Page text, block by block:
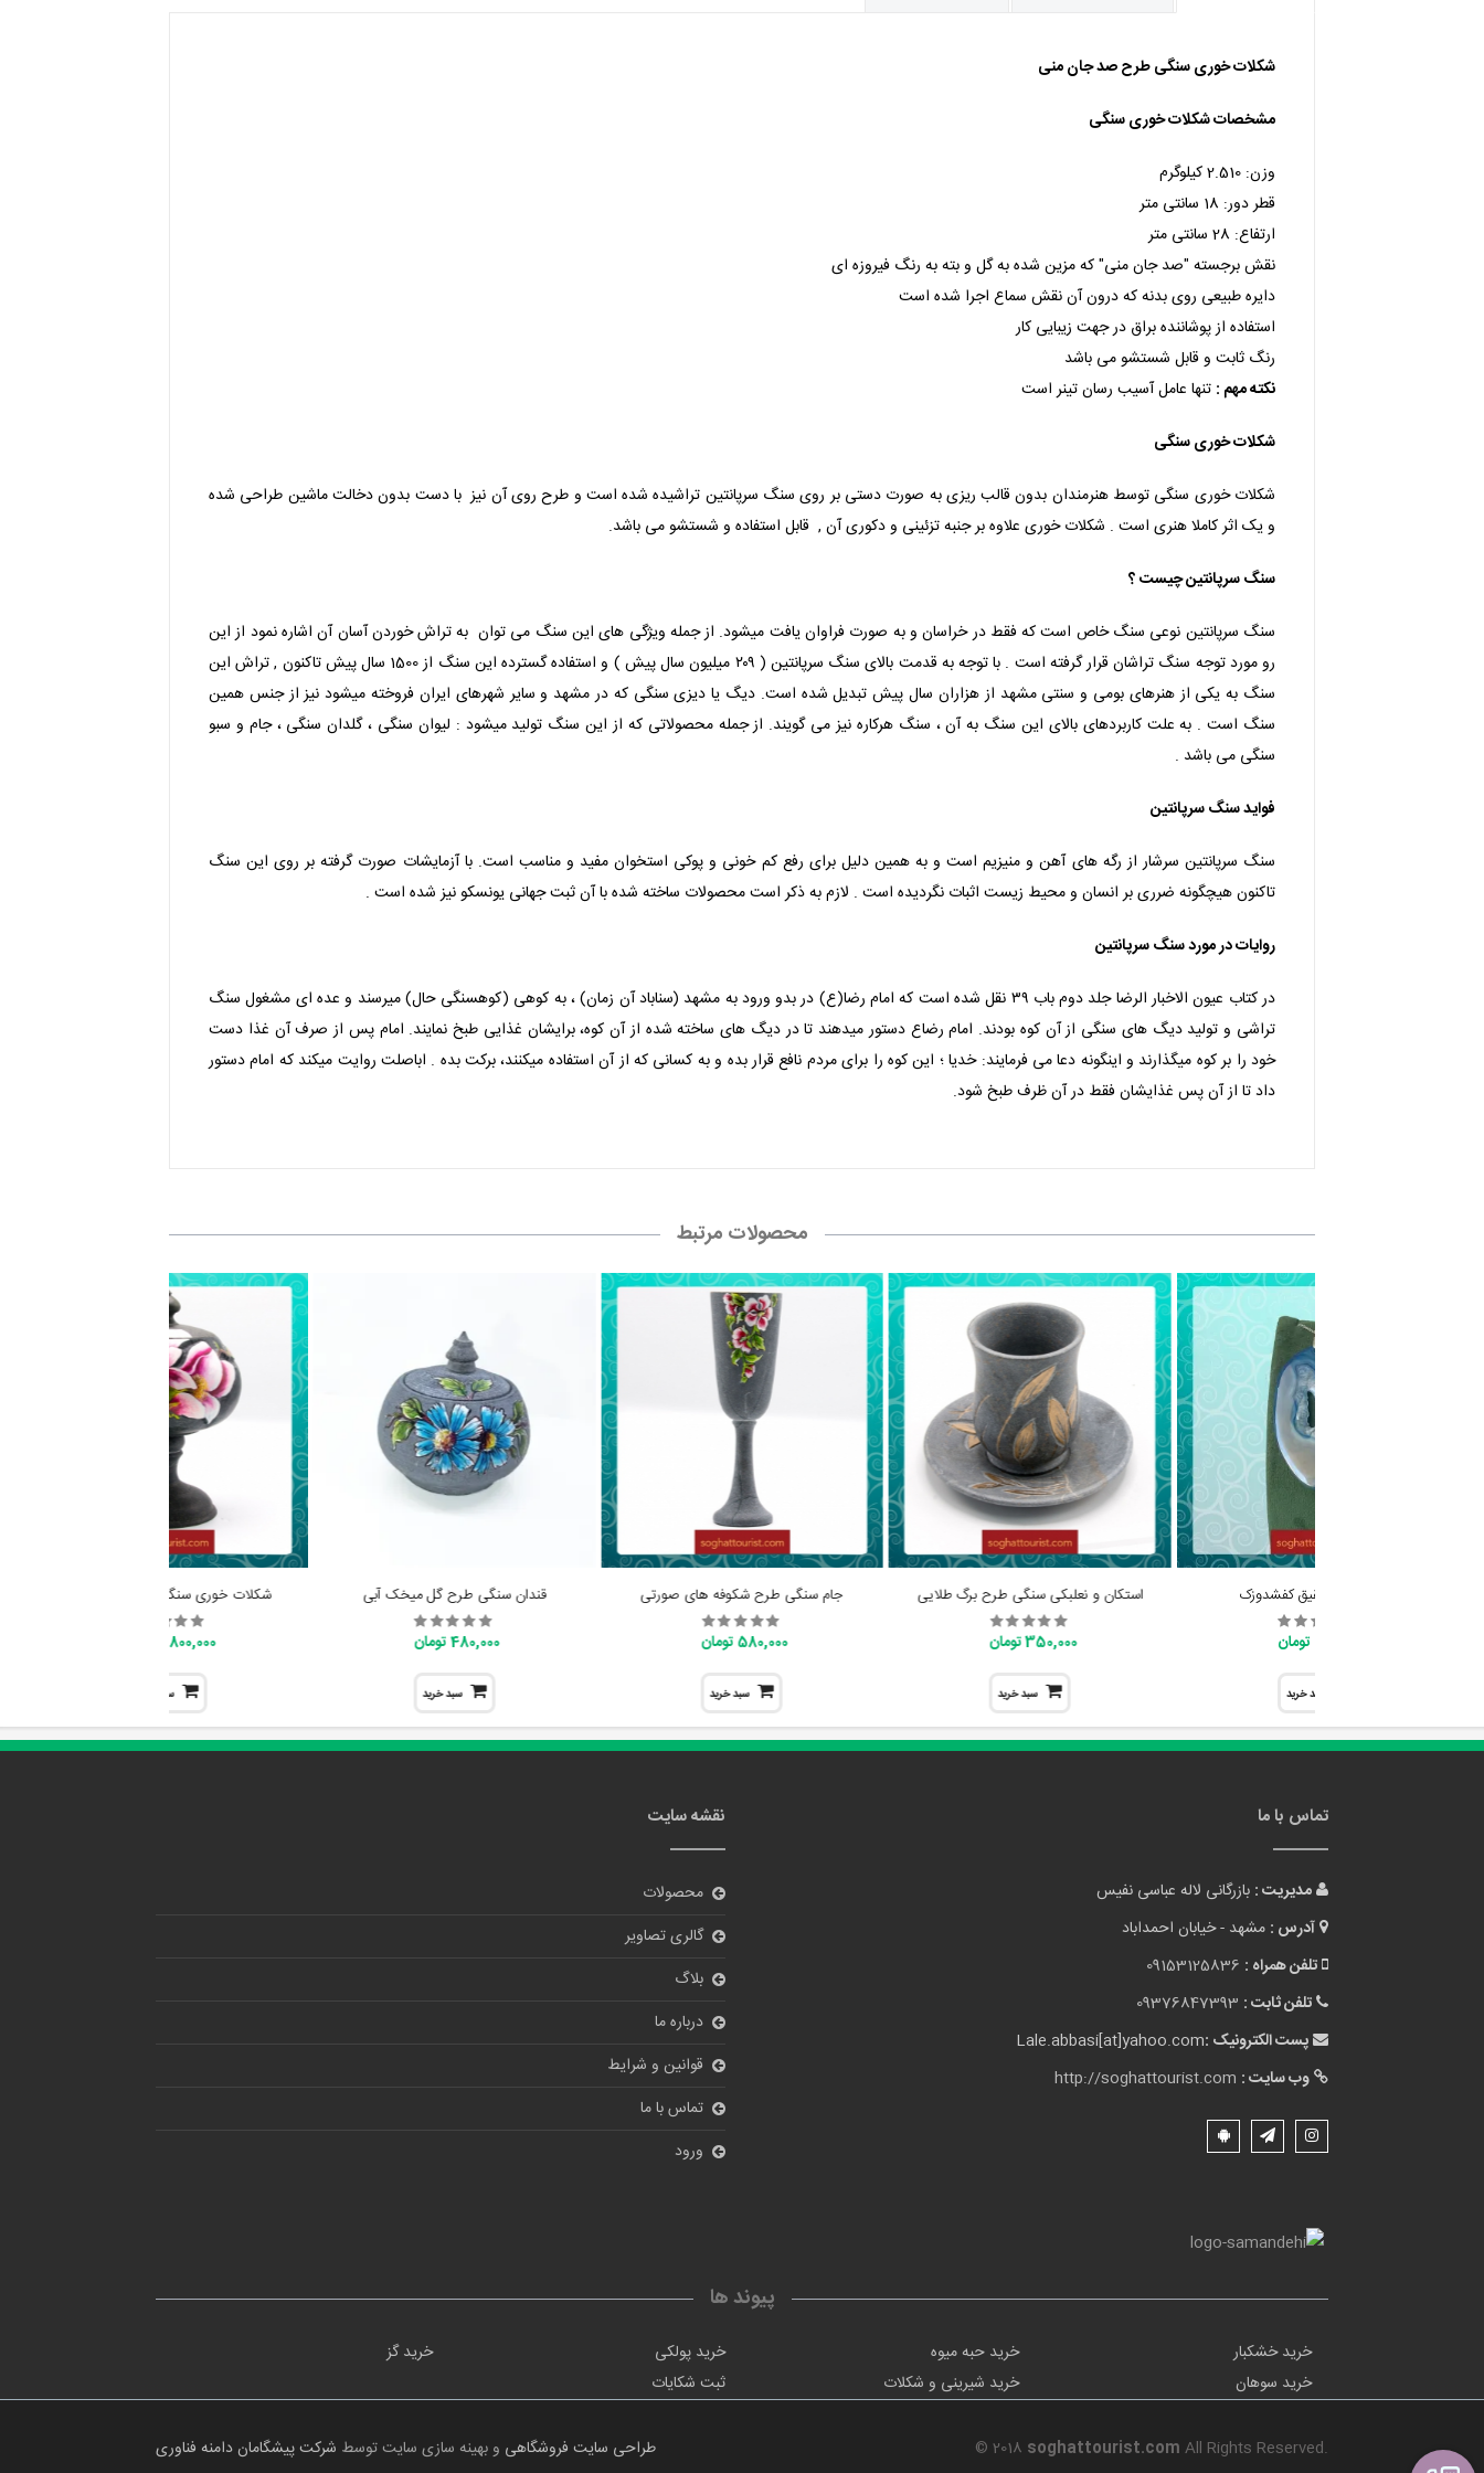
شکلات خوری سنگی طرح صد جان منی
مشخصات شکلات خوری سنگی
وزن: 2.510 کیلوگرم
قطر دور: 18 سانتی متر
ارتفاع: 28 سانتی متر
نقش برجسته "صد جان منی" که مزین شده به گل و بته به رنگ فیروزه ای
دایره طبیعی روی بدنه که درون آن نقش سماع اجرا شده است
استفاده از پوشاننده براق در جهت زیبایی کار
رنگ ثابت و قابل شستشو می باشد
نکته مهم : تنها عامل آسیب رسان تینر است
شکلات خوری سنگی
شکلات خوری سنگی توسط هنرمندان بدون قالب ریزی به صورت دستی بر روی سنگ سرپانتین تراشیده شده است و طرح روی آن نیز با دست بدون دخالت ماشین طراحی شده
و یک اثر کاملا هنری است . شکلات خوری علاوه بر جنبه تزئینی و دکوری آن , قابل استفاده و شستشو می باشد.
سنگ سرپانتین چیست ؟
سنگ سرپانتین نوعی سنگ خاص است که فقط در خراسان و به صورت فراوان یافت میشود. از جمله ویژگی های این سنگ می توان به تراش خوردن آسان آن اشاره نمود از این
رو مورد توجه سنگ تراشان قرار گرفته است . با توجه به قدمت بالای سنگ سرپانتین ( ۲۰۹ میلیون سال پیش ) و استفاده گسترده این سنگ از 1500 سال پیش تاکنون , تراش این
سنگ به یکی از هنرهای بومی و سنتی مشهد از هزاران سال پیش تبدیل شده است. دیگ یا دیزی سنگی که در مشهد و سایر شهرهای ایران فروخته میشود نیز از جنس همین
سنگ است . به علت کاربردهای بالای این سنگ به آن ، سنگ هرکاره نیز می گویند. از جمله محصولاتی که از این سنگ تولید میشود : لیوان سنگی ، گلدان سنگی ، جام و سبو
سنگی می باشد .
فواید سنگ سرپانتین
سنگ سرپانتین سرشار از رگه های آهن و منیزیم است و به همین دلیل برای رفع کم خونی و پوکی استخوان مفید و مناسب است. با آزمایشات صورت گرفته بر روی این سنگ
تاکنون هیچگونه ضرری بر انسان و محیط زیست اثبات نگردیده است . لازم به ذکر است محصولات ساخته شده با آن ثبت جهانی یونسکو نیز شده است .
روایات در مورد سنگ سرپانتین
در کتاب عیون الاخبار الرضا جلد دوم باب ۳۹ نقل شده است که امام رضا(ع) در بدو ورود به مشهد (سناباد آن زمان) ، به کوهی (کوهسنگی حال) میرسند و عده ای مشغول سنگ
تراشی و تولید دیگ های سنگی از آن کوه بودند. امام رضاع دستور میدهند تا در دیگ های ساخته شده از آن کوه، برایشان غذایی طبخ نمایند. امام پس از صرف آن غذا دست
خود را بر کوه میگذارند و اینگونه دعا می فرمایند: خدیا ؛ این کوه را برای مردم نافع قرار بده و به کسانی که از آن استفاده میکنند، برکت بده . اباصلت روایت میکند که امام دستور
داد تا از آن پس غذایشان فقط در آن ظرف طبخ شود.
محصولات مرتبط
گردنبند آویز عقیق کفشدوزک
سبد خرید
استکان و نعلبکی سنگی طرح برگ طلایی
350,000 تومان
سبد خرید
جام سنگی طرح شکوفه های صورتی
580,000 تومان
سبد خرید
قندان سنگی طرح گل میخک آبی
480,000 تومان
سبد خرید
شکلات خوری سنگی طرح گل ماگنولیا
2,800,000 تومان
سبد خرید
تماس با ما
مدیریت : بازرگانی لاله عباسی نفیس
آدرس : مشهد - خیابان احمداباد
تلفن همراه : 09153125836
تلفن ثابت : 09376847393
پست الکترونیک :Lale.abbasi[at]yahoo.com
وب سایت : http://soghattourist.com
نقشه سایت
محصولات
گالری تصاویر
بلاگ
درباره ما
قوانین و شرایط
تماس با ما
ورود
پیوند ها
خرید خشکبار خرید حبه میوه خرید پولکی
خرید گز
خرید سوهان
خرید شیرینی و شکلات ثبت شکایات
© 2018 soghattourist.com All Rights Reserved. طراحی سایت فروشگاهی و بهینه سازی سایت توسط شرکت پیشگامان دامنه فناوری